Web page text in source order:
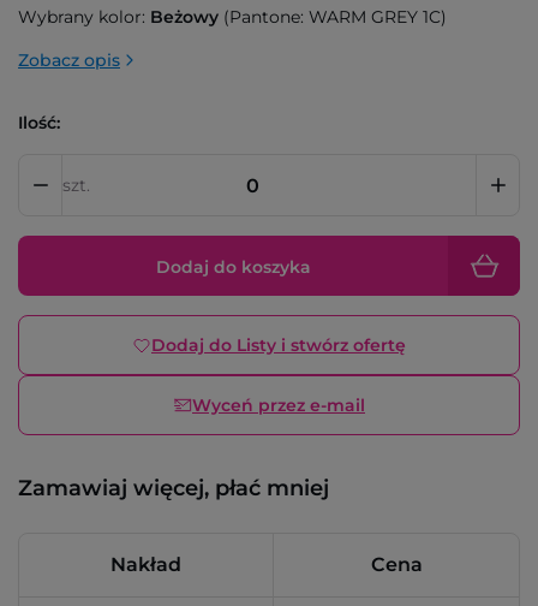
Wybrany kolor: Beżowy (Pantone: WARM GREY 1C)
Zobacz opis
Ilość:
szt.
Dodaj do koszyka
Dodaj do Listy i stwórz ofertę
Wyceń przez e-mail
Zamawiaj więcej, płać mniej
Nakład Cena